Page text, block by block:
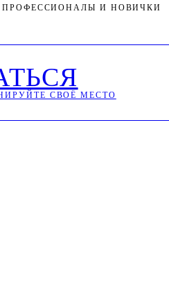
ПРОФЕССИОНАЛЫ И НОВИЧКИ
СВОЁ МЕСТО